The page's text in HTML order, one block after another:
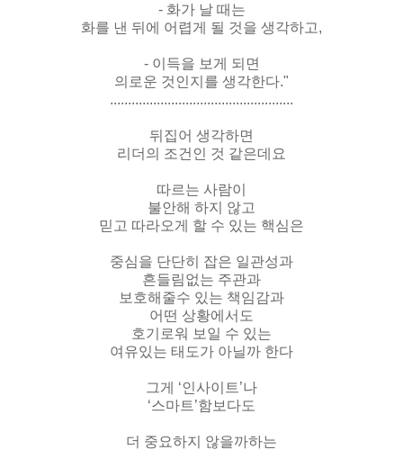
- 화가 날 때는
화를 낸 뒤에 어렵게 될 것을 생각하고,
- 이득을 보게 되면
의로운 것인지를 생각한다."
...................................................
뒤집어 생각하면
리더의 조건인 것 같은데요
따르는 사람이
불안해 하지 않고
믿고 따라오게 할 수 있는 핵심은
중심을 단단히 잡은 일관성과
흔들림없는 주관과
보호해줄수 있는 책임감과
어떤 상황에서도
호기로워 보일 수 있는
여유있는 태도가 아닐까 한다
그게 ‘인사이트’나
‘스마트’함보다도
더 중요하지 않을까하는